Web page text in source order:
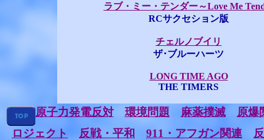
ラブ・ミー・テンダー～Love Me
RCサクセション版
チェルノブイリ
ザ･ブルーハーツ
LONG TIME AGO
THE TIMERS
原子力発電反対 環境問題 麻薬撲滅
原爆
ロジェクト
反戦・平和 911・アフガン関連